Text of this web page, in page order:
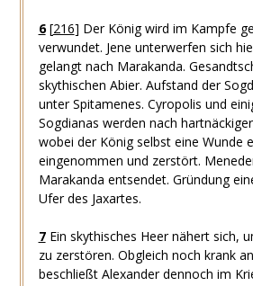
6 [216] Der König wird im Kampfe
verwundet. Jene unterwerfen sich
gelangt nach Marakanda.
skythischen Abier. Aufstand der
unter Spitamenes. Cyropolis und
Sogdianas werden nach
wobei der König selbst eine Wunde
eingenommen und zerstört.
Marakanda entsendet. Gründung
Ufer des Jaxartes.
7Ein skythisches Heer nähert sich,
zu zerstören. Obgleich noch krank
beschließt Alexander dennoch im